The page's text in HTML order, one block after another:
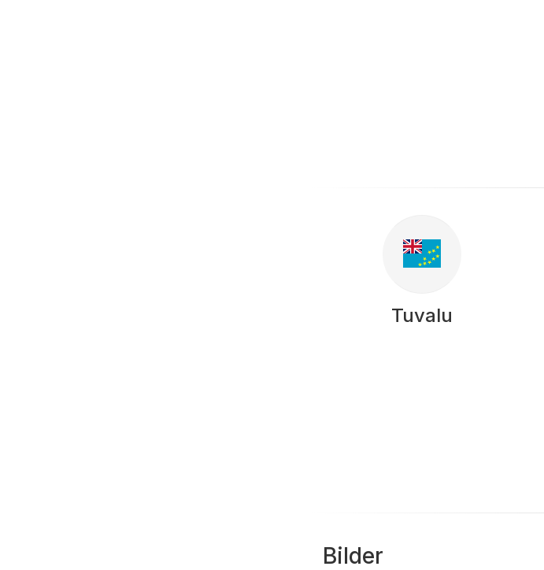
Tuvalu
Bilder